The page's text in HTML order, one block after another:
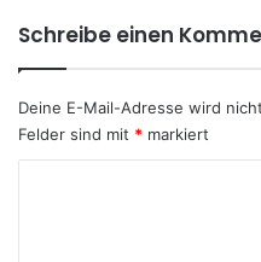
Schreibe einen
Deine E-Mail-Adresse wird
Felder sind mit * markiert